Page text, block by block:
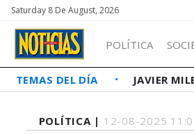
Saturday 8 De August, 2026
POLÍTICA
TEMAS DEL DÍA JAVIER
POLÍTICA | 12-08-2025